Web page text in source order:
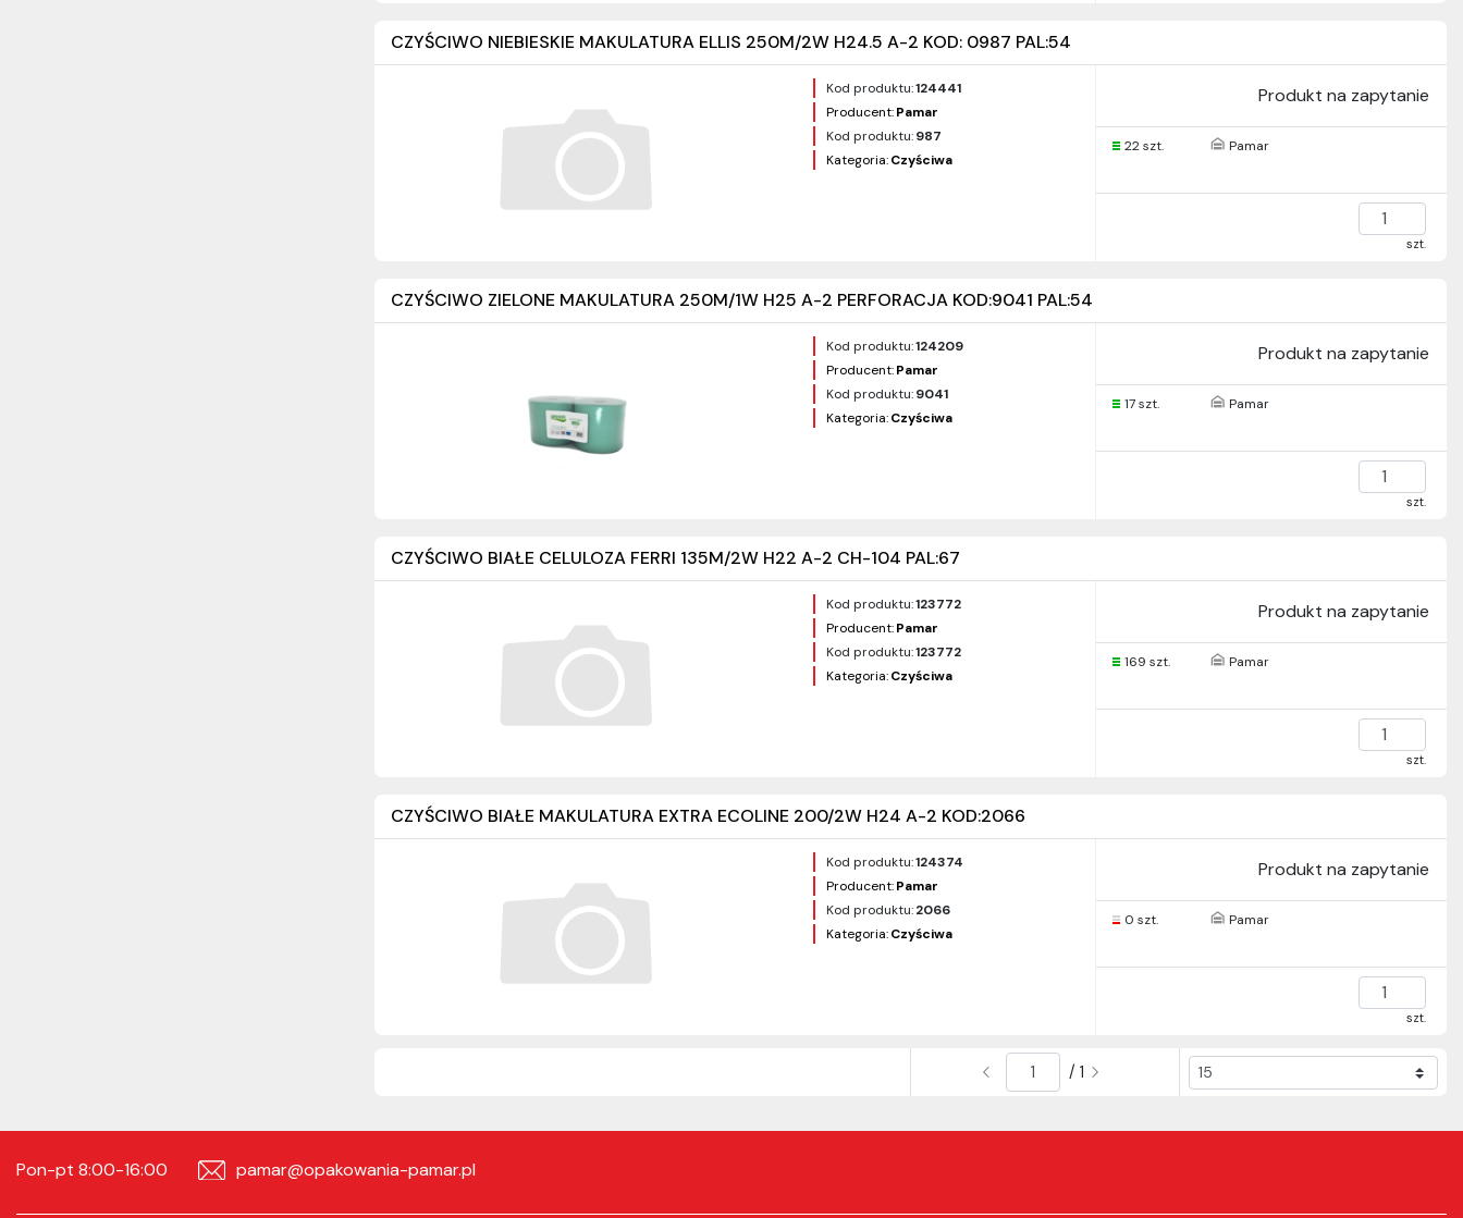
CZYŚCIWO NIEBIESKIE MAKULATURA ELLIS 250M/2W H24.5 A-2 KOD: 0987 PAL:54
Kod produktu:124441
Producent:Pamar
Kod produktu:987
Kategoria:Czyściwa
Produkt na zapytanie
22 szt. Pamar
szt.
CZYŚCIWO ZIELONE MAKULATURA 250M/1W H25 A-2 PERFORACJA KOD:9041 PAL:54
Kod produktu:124209
Producent:Pamar
Kod produktu:9041
Kategoria:Czyściwa
Produkt na zapytanie
17 szt. Pamar
szt.
CZYŚCIWO BIAŁE CELULOZA FERRI 135M/2W H22 A-2 CH-104 PAL:67
Kod produktu:123772
Producent:Pamar
Kod produktu:123772
Kategoria:Czyściwa
Produkt na zapytanie
169 szt. Pamar
szt.
CZYŚCIWO BIAŁE MAKULATURA EXTRA ECOLINE 200/2W H24 A-2 KOD:2066
Kod produktu:124374
Producent:Pamar
Kod produktu:2066
Kategoria:Czyściwa
Produkt na zapytanie
0 szt. Pamar
szt.
/ 1
Pon-pt 8:00-16:00 pamar@opakowania-pamar.pl